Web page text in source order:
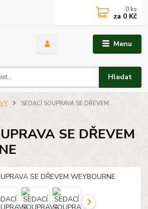
Menu
Hledat
0 ks
za 0 Kč
SEDACÍ SOUPRAVA SE DŘEVEM
SE DŘEVEM